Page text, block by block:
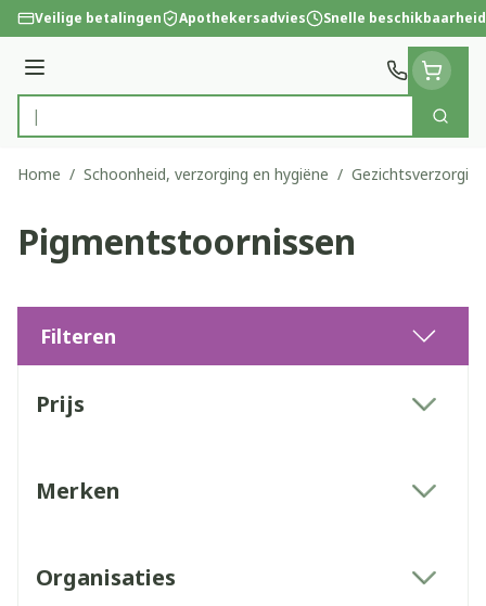
Ga naar de inhoud
Veilige betalingen Apothekersadvies Snelle beschikbaarheid
Menu
Product, merk, categorie...
Zoek
Home / Schoonheid, verzorging en hygiëne / Gezichtsverzorging
Pigmentstoornissen
Filteren
Prijs
Merken
Organisaties